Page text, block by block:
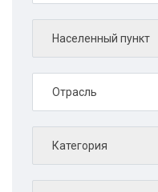
Населенный пункт
Отрасль
Категория